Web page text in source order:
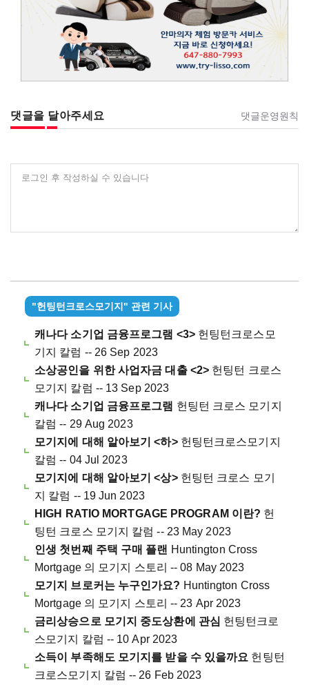
댓글을 달아주세요 댓글운영원칙
로그인 후 작성하실 수 있습니다
"헌팅턴크로스모기지" 관련 기사
캐나다 소기업 금융프로그램 <3>헌팅턴크로스모
기지 칼럼 -- 26 Sep 2023
소상공인을 위한 사업자금 대출 <2> 헌팅턴 크로스
모기지 칼럼 -- 13 Sep 2023
캐나다 소기업 금융프로그램 헌팅턴 크로스 모기지
칼럼 -- 29 Aug 2023
모기지에 대해 알아보기 <하>헌팅턴크로스모기지
칼럼 -- 04 Jul 2023
모기지에 대해 알아보기 <상>헌팅턴 크로스 모기
지 칼럼 -- 19 Jun 2023
HIGH RATIO MORTGAGE PROGRAM 이란? 헌
팅턴 크로스 모기지 칼럼 -- 23 May 2023
인생 첫번째 주택 구매 플랜 Huntington Cross
Mortgage 의 모기지 스토리 -- 08 May 2023
모기지 브로커는 누구인가요? Huntington Cross
Mortgage 의 모기지 스토리 -- 23 Apr 2023
금리상승으로 모기지 중도상환에 관심 헌팅턴크로
스모기지 칼럼 -- 10 Apr 2023
소득이 부족해도 모기지를 받을 수 있을까요 헌팅턴
크로스모기지 칼럼 -- 26 Feb 2023